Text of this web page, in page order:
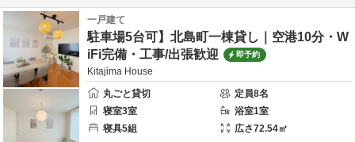
一戸建て
駐車場5台可】北島町一棟貸し｜空港10分・W
iFi完備・工事/出張歓迎
即予約
Kitajima House
丸ごと貸切
定員8名
寝室3室 浴室1室
寝具5組 広さ72.54㎡